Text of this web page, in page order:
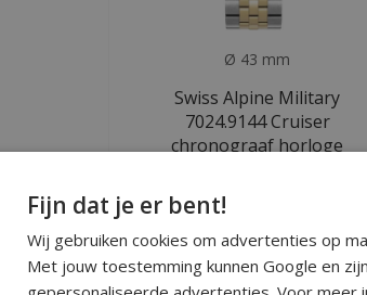
Ø 43 mm
Swiss Alpine Military
7024.9144 Cruiser
chronograaf horloge
Deliverytime
€269
Fijn dat je er bent!
Wij gebruiken cookies om advertenties op
Met jouw toestemming kunnen Google en